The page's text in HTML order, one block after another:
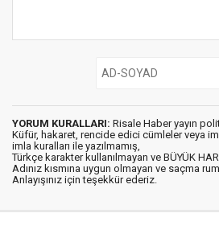
YORUM KURALLARI: Risale Haber yayın
Küfür, hakaret, rencide edici cümleler veya
imla kuralları ile yazılmamış,
Türkçe karakter kullanılmayan ve BÜYÜK
Adınız kısmına uygun olmayan ve saçma
Anlayışınız için teşekkür ederiz.